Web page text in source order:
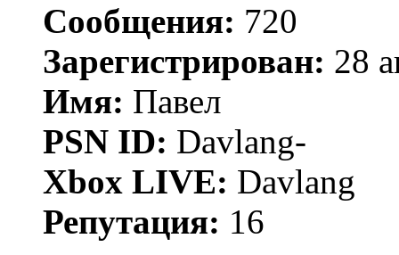
Сообщения: 720
Зарегистрирован: 28
Имя: Павел
PSN ID: Davlang-
Xbox LIVE: Davlang
Репутация: 16